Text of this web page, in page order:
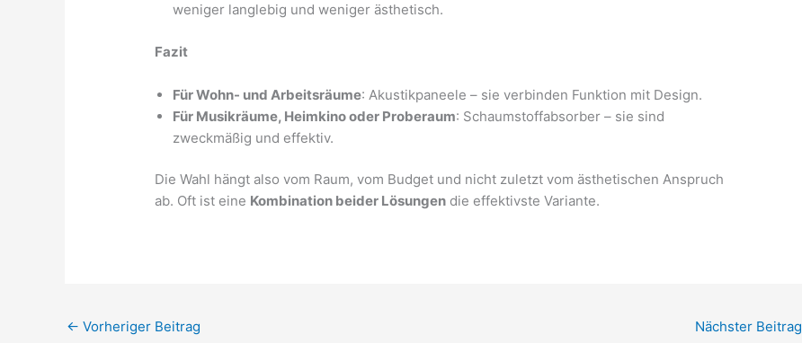
weniger langlebig und weniger ästhetisch.
Fazit
Für Wohn- und Arbeitsräume: Akustikpaneele – sie verbinden Funktion mit Design.
Für Musikräume, Heimkino oder Proberaum: Schaumstoffabsorber – sie sind
zweckmäßig und effektiv.
Die Wahl hängt also vom Raum, vom Budget und nicht zuletzt vom ästhetischen Anspruch
ab. Oft ist eine Kombination beider Lösungen die effektivste Variante.
← Vorheriger Beitrag Nächster Beitrag